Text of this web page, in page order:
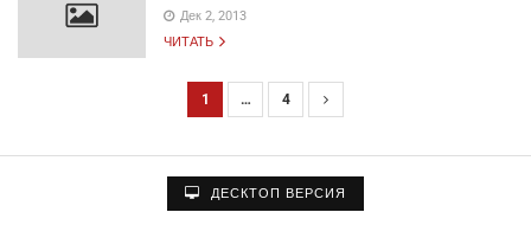
Дек 2, 2013
ЧИТАТЬ
1 … 4
ДЕСКТОП ВЕРСИЯ